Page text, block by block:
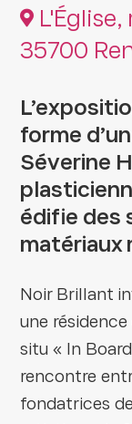
35700
forme
Séverine
édifie des
matériaux
Noir Brillant
une
situ « In Board
rencontre
fondatrices